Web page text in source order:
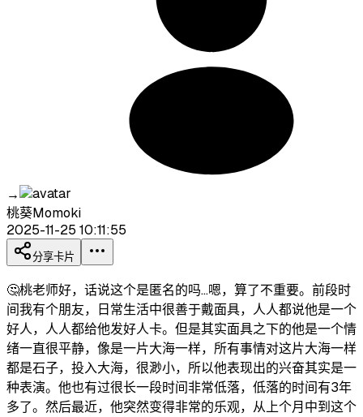
→
桃葵Momoki
2025-11-25 10:11:55
分享卡片
🤔桃老师好，话说这个是匿名的吗…嗯，算了不重要。前段时
间我有个朋友，日常生活中很善于戴面具，人人都说他是一个
好人，人人都给他发好人卡。但是其实面具之下的他是一个情
绪一直很平静，像是一片大海一样，所有事情对这片大海一样
都是石子，投入大海，很渺小，所以他表现出的兴奋其实是一
种表演。他也有过很长一段时间非常低落，低落的时间有3年
多了。然后最近，他突然变得非常的乐观，从上个月中到这个